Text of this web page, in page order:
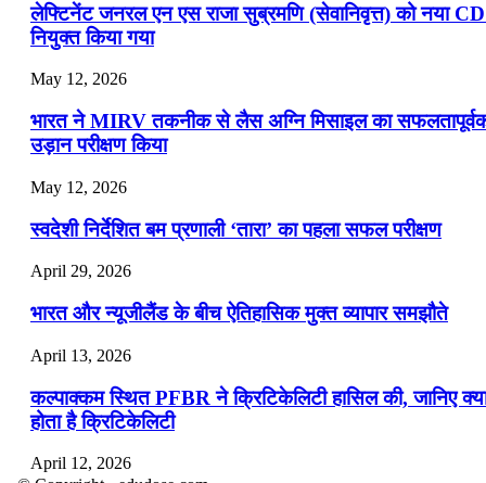
लेफ्टिनेंट जनरल एन एस राजा सुब्रमणि (सेवानिवृत्त) को नया
नियुक्त किया गया
May 12, 2026
भारत ने MIRV तकनीक से लैस अग्नि मिसाइल का
उड़ान परीक्षण किया
May 12, 2026
स्वदेशी निर्देशित बम प्रणाली ‘तारा’ का पहला सफल परीक्षण
April 29, 2026
भारत और न्यूजीलैंड के बीच ऐतिहासिक मुक्त व्यापार समझौते
April 13, 2026
कल्पाक्कम स्थित PFBR ने क्रिटिकेलिटी हासिल की, जानिए
होता है क्रिटिकेलिटी
April 12, 2026